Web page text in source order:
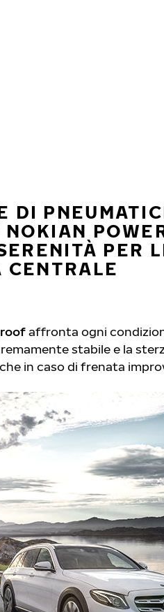
DI
PER
CENTRALE
affronta ogni
stabile e la
in caso di frenata